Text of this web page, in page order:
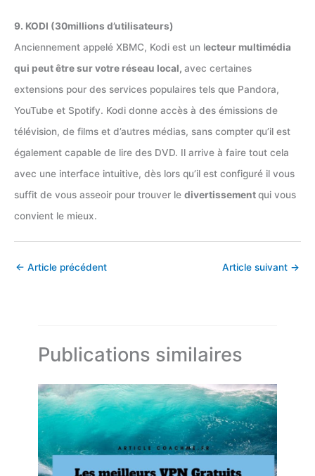
9. KODI (30millions d’utilisateurs)
Anciennement appelé XBMC, Kodi est un lecteur multimédia
qui peut être sur votre réseau local, avec certaines
extensions pour des services populaires tels que Pandora,
YouTube et Spotify. Kodi donne accès à des émissions de
télévision, de films et d’autres médias, sans compter qu’il est
également capable de lire des DVD. Il arrive à faire tout cela
avec une interface intuitive, dès lors qu’il est configuré il vous
suffit de vous asseoir pour trouver le divertissementqui vous
convient le mieux.
← Article précédent Article suivant →
Publications similaires